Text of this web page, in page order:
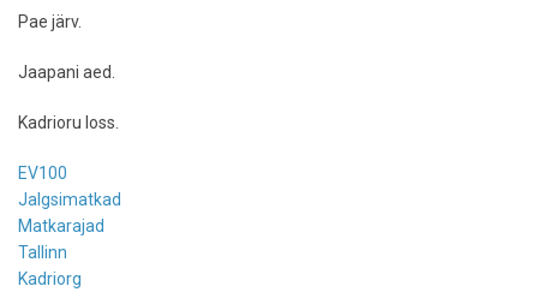
Pae järv.
Jaapani aed.
Kadrioru loss.
EV100
Jalgsimatkad
Matkarajad
Tallinn
Kadriorg